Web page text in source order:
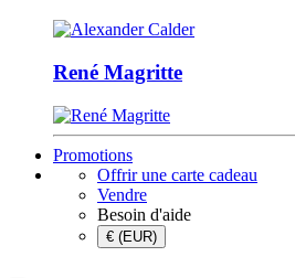
René Magritte
Promotions
Offrir une carte cadeau
Vendre
Besoin d'aide
€ (EUR)